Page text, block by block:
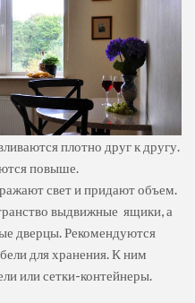
плотно друг к другу.
повыше.
свет и придают объем.
выдвижные ящики, а
дверцы. Рекомендуются
для хранения. К ним
или сетки-контейнеры.